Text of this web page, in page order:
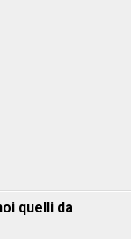
quelli da